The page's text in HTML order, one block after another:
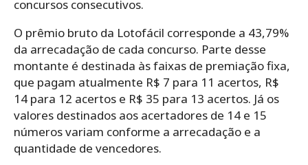
concursos consecutivos.
O prêmio bruto da Lotofácil corresponde a 43,79%
da arrecadação de cada concurso. Parte desse
montante é destinada às faixas de premiação fixa,
que pagam atualmente R$ 7 para 11 acertos, R$
14 para 12 acertos e R$ 35 para 13 acertos. Já os
valores destinados aos acertadores de 14 e 15
números variam conforme a arrecadação e a
quantidade de vencedores.